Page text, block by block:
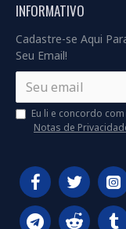
INFORMATIVO
Cadastre-se Aqui
Seu Email!
Eu li e concordo
Notas de